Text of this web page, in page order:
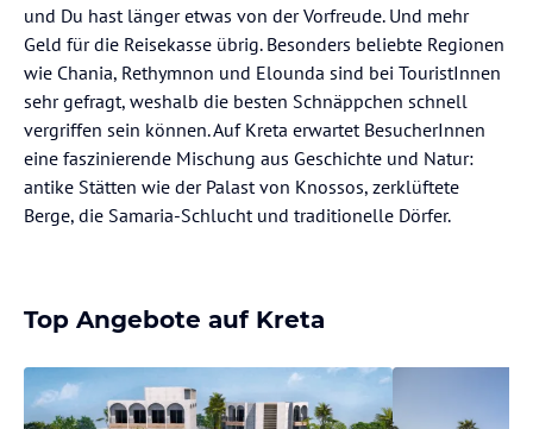
und Du hast länger etwas von der Vorfreude. Und mehr
Geld für die Reisekasse übrig. Besonders beliebte Regionen
wie Chania, Rethymnon und Elounda sind bei TouristInnen
sehr gefragt, weshalb die besten Schnäppchen schnell
vergriffen sein können. Auf Kreta erwartet BesucherInnen
eine faszinierende Mischung aus Geschichte und Natur:
antike Stätten wie der Palast von Knossos, zerklüftete
Berge, die Samaria-Schlucht und traditionelle Dörfer.
Top Angebote auf Kreta